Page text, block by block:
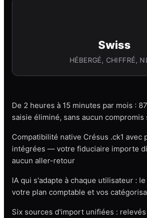
Swiss
HÉBERGÉ, CHIFFRÉ,
De 2 heures à 15 minutes par mois :
saisie éliminé, sans aucun compromis
Compatibilité native Crésus .ck1 avec
intégrées — votre fiduciaire importe
aucun aller-retour
IA qui s'adapte à chaque utilisateur :
votre plan comptable et vos
Six sources d'import unifiées :